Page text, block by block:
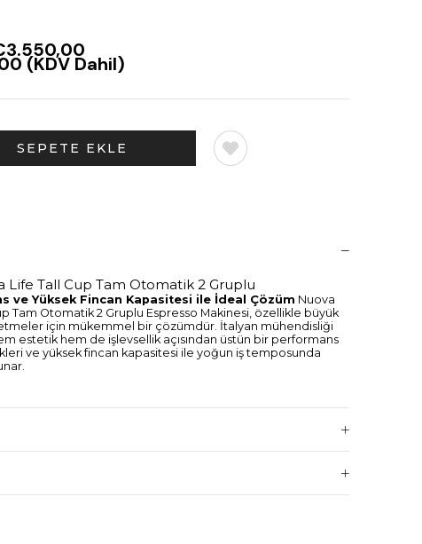
(KDV Dahil)
Life Tall Cup Tam Otomatik 2 Gruplu
ve Yüksek Fincan Kapasitesi ile İdeal Çözüm Nuova
Tam Otomatik 2 Gruplu Espresso Makinesi, özellikle büyük
için mükemmel bir çözümdür. İtalyan mühendisliği
estetik hem de işlevsellik açısından üstün bir performans
ve yüksek fincan kapasitesi ile yoğun iş temposunda
gibi içeceklerde büyük bardaklar kullanan
iş yükünü hafifletir ve müşteri memnuniyetini artırır.
Kullanıcı dostu dokunmatik ekran ve otomatik